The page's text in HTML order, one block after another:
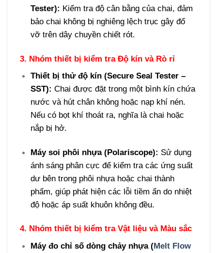
Tester): Kiểm tra độ cân bằng của chai, đảm
bảo chai không bị nghiêng lệch trục gây đổ
vỡ trên dây chuyền chiết rót.
3. Nhóm thiết bị kiểm tra Độ kín và Rò rỉ
Thiết bị thử độ kín (Secure Seal Tester –
SST): Chai được đặt trong một bình kín chứa
nước và hút chân không hoặc nạp khí nén.
Nếu có bọt khí thoát ra, nghĩa là chai hoặc
nắp bị hở.
Máy soi phôi nhựa (Polariscope): Sử dụng
ánh sáng phân cực để kiểm tra các ứng suất
dư bên trong phôi nhựa hoặc chai thành
phẩm, giúp phát hiện các lỗi tiềm ẩn do nhiệt
độ hoặc áp suất khuôn không đều.
4. Nhóm thiết bị kiểm tra Vật liệu và Màu sắc
Máy đo chỉ số dòng chảy nhựa (Melt Flow